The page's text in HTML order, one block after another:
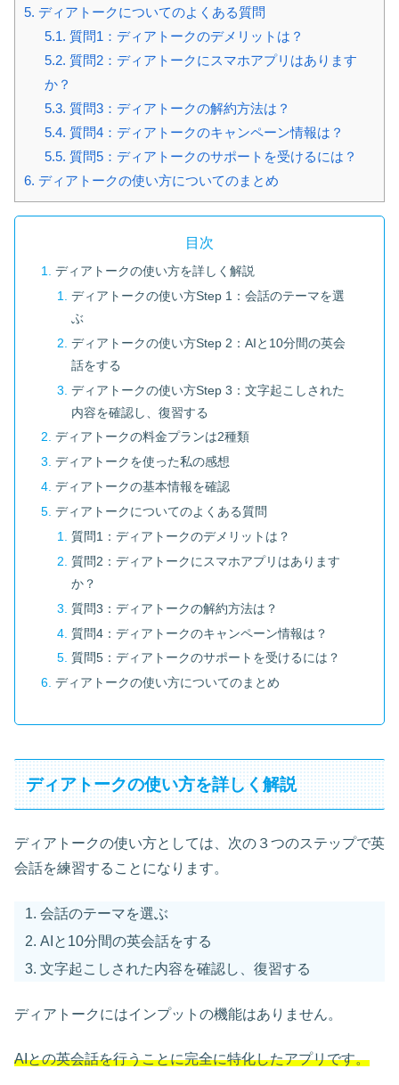
5. ディアトークについてのよくある質問
5.1. 質問1：ディアトークのデメリットは？
5.2. 質問2：ディアトークにスマホアプリはあります
か？
5.3. 質問3：ディアトークの解約方法は？
5.4. 質問4：ディアトークのキャンペーン情報は？
5.5. 質問5：ディアトークのサポートを受けるには？
6. ディアトークの使い方についてのまとめ
目次
ディアトークの使い方を詳しく解説
ディアトークの使い方Step 1：会話のテーマを選
ぶ
ディアトークの使い方Step 2：AIと10分間の英会
話をする
ディアトークの使い方Step 3：文字起こしされた
内容を確認し、復習する
ディアトークの料金プランは2種類
ディアトークを使った私の感想
ディアトークの基本情報を確認
ディアトークについてのよくある質問
質問1：ディアトークのデメリットは？
質問2：ディアトークにスマホアプリはあります
か？
質問3：ディアトークの解約方法は？
質問4：ディアトークのキャンペーン情報は？
質問5：ディアトークのサポートを受けるには？
ディアトークの使い方についてのまとめ
ディアトークの使い方を詳しく解説
ディアトークの使い方としては、次の３つのステップで英
会話を練習することになります。
会話のテーマを選ぶ
AIと10分間の英会話をする
文字起こしされた内容を確認し、復習する
ディアトークにはインプットの機能はありません。
AIとの英会話を行うことに完全に特化したアプリです。